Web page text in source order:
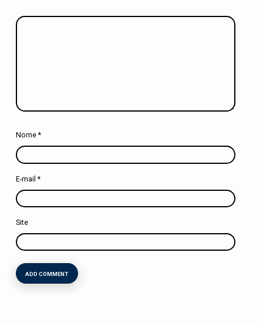
Nome *
E-mail *
Site